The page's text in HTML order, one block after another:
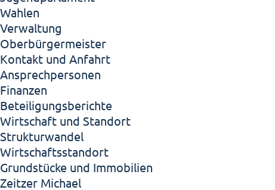
Wahlen
Verwaltung
Oberbürgermeister
Kontakt und Anfahrt
Ansprechpersonen
Finanzen
Beteiligungsberichte
Wirtschaft und Standort
Strukturwandel
Wirtschaftsstandort
Grundstücke und Immobilien
Zeitzer Michael